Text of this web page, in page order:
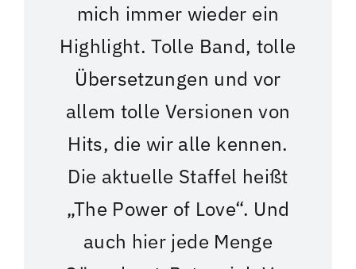
mich immer wieder ein
Highlight. Tolle Band, tolle
Übersetzungen und vor
allem tolle Versionen von
Hits, die wir alle kennen.
Die aktuelle Staffel heißt
„The Power of Love“. Und
auch hier jede Menge